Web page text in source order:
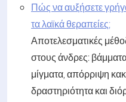
Πώς να αυξήσετε
τα λαϊκά θεραπείες;
Αποτελεσματικές
στους άνδρες:
μίγματα, απόρριψη
δραστηριότητα και